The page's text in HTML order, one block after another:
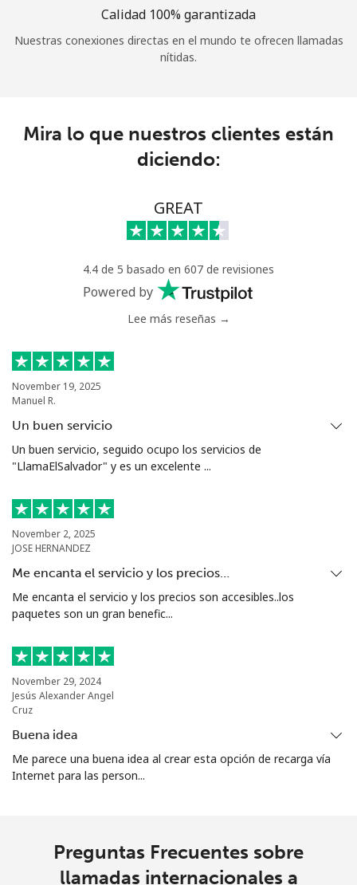
Calidad 100% garantizada
Nuestras conexiones directas en el mundo te ofrecen llamadas
nítidas.
Mira lo que nuestros clientes están
diciendo:
GREAT
4.4 de 5 basado en 607 de revisiones
Powered by
Lee más reseñas →
November 19, 2025
Manuel R.
Un buen servicio
Un buen servicio, seguido ocupo los servicios de
"LlamaElSalvador" y es un excelente ...
November 2, 2025
JOSE HERNANDEZ
Me encanta el servicio y los precios…
Me encanta el servicio y los precios son accesibles..los
paquetes son un gran benefic...
November 29, 2024
Jesús Alexander Angel
Cruz
Buena idea
Me parece una buena idea al crear esta opción de recarga vía
Internet para las person...
Preguntas Frecuentes sobre
llamadas internacionales a